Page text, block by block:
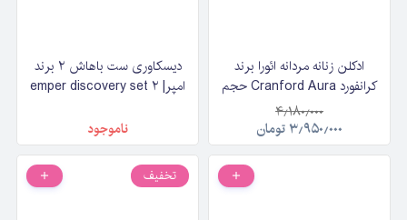
ادکلن زنانه مردانه ائورا برند
کرانفورد Cranford Aura حجم
100 میلی‌لیتر
۴٫۱۸۰٫۰۰۰
۳٫۹۵۰٫۰۰۰تومان
دیسکاوری ست باهاش ۲ برند
امپر| ۲ emper discovery set
میلی‌لیتر
ناموجود
تخفیف